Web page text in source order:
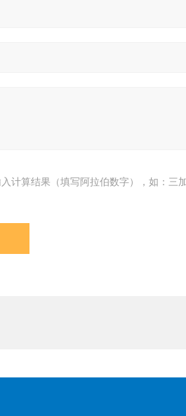
计算结果（填写阿拉伯数字），如：三